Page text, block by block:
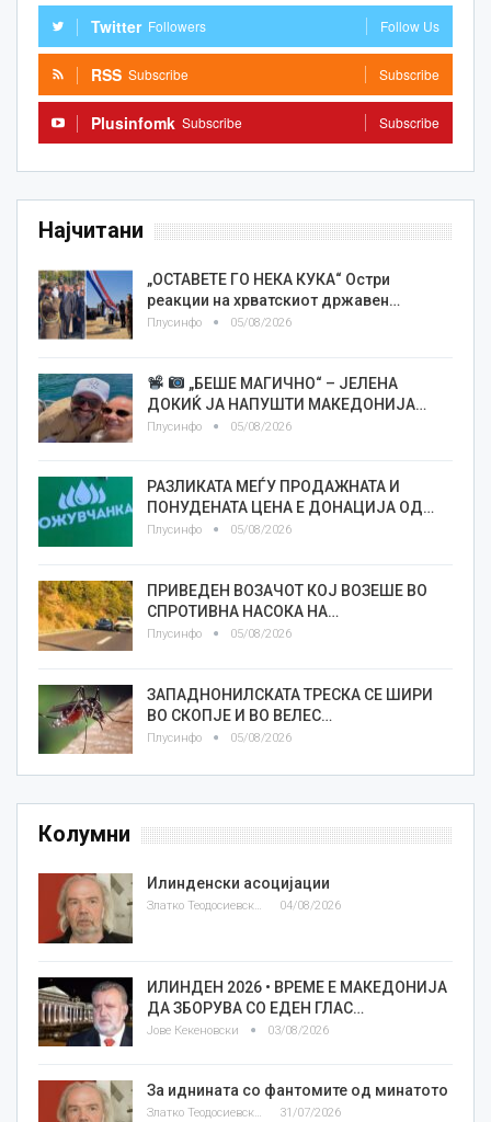
Twitter Followers Follow Us
RSS Subscribe Subscribe
Plusinfomk Subscribe Subscribe
Најчитани
„ОСТАВЕТЕ ГО НЕКА КУКА“ Остри
реакции на хрватскиот државен…
Плусинфо 05/08/2026
„БЕШЕ МАГИЧНО“ – ЈЕЛЕНА
ДОКИЌ ЈА НАПУШТИ МАКЕДОНИЈА…
Плусинфо 05/08/2026
РАЗЛИКАТА МЕЃУ ПРОДАЖНАТА И
ПОНУДЕНАТА ЦЕНА Е ДОНАЦИЈА ОД…
Плусинфо 05/08/2026
ПРИВЕДЕН ВОЗАЧОТ КОЈ ВОЗЕШЕ ВО
СПРОТИВНА НАСОКА НА…
Плусинфо 05/08/2026
ЗАПАДНОНИЛСКАТА ТРЕСКА СЕ ШИРИ
ВО СКОПЈЕ И ВО ВЕЛЕС…
Плусинфо 05/08/2026
Колумни
Илинденски асоцијации
Златко Теодосиевски 04/08/2026
ИЛИНДЕН 2026 • ВРЕМЕ Е МАКЕДОНИЈА
ДА ЗБОРУВА СО ЕДЕН ГЛАС…
Јове Кекеновски 03/08/2026
За иднината со фантомите од минатото
Златко Теодосиевски 31/07/2026